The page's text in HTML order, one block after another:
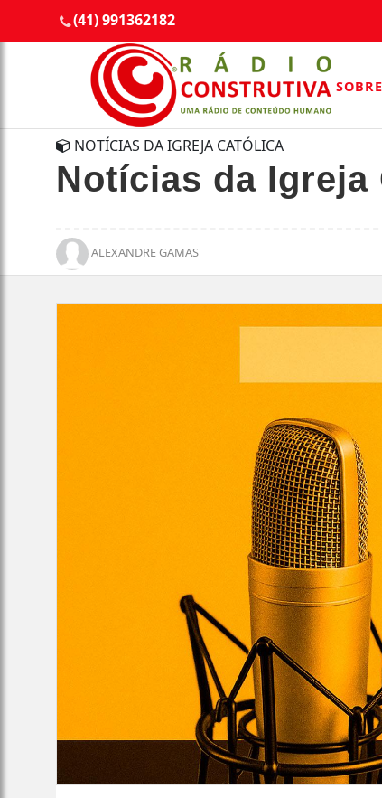
(41) 991362182
SOBRE
NOTÍCIAS DA IGREJA CATÓLICA
Notícias da Igreja
ALEXANDRE GAMAS